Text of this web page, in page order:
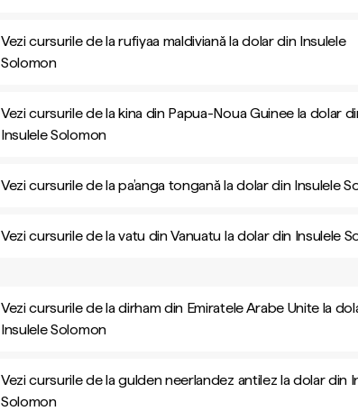
Vezi cursurile de la rufiyaa maldiviană la dolar din Insulele
Solomon
Vezi cursurile de la kina din Papua-Noua Guinee la dolar
Insulele Solomon
Vezi cursurile de la pa’anga tongană la dolar din Insulele
Vezi cursurile de la vatu din Vanuatu la dolar din Insulele
Vezi cursurile de la dirham din Emiratele Arabe Unite la
Insulele Solomon
Vezi cursurile de la gulden neerlandez antilez la dolar din
Solomon